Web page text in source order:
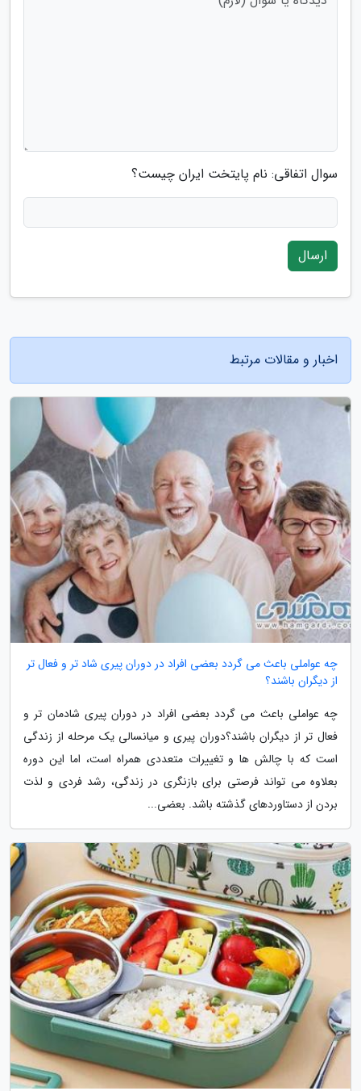
سوال اتفاقی: نام پایتخت ایران چیست؟
ارسال
اخبار و مقالات مرتبط
چه عواملی باعث می گردد بعضی افراد در دوران پیری شاد تر و فعال تر
از دیگران باشند؟
چه عواملی باعث می گردد بعضی افراد در دوران پیری شادمان تر و
فعال تر از دیگران باشند؟دوران پیری و میانسالی یک مرحله از زندگی
است که با چالش ها و تغییرات متعددی همراه است، اما این دوره
بعلاوه می تواند فرصتی برای بازنگری در زندگی، رشد فردی و لذت
بردن از دستاوردهای گذشته باشد. بعضی...